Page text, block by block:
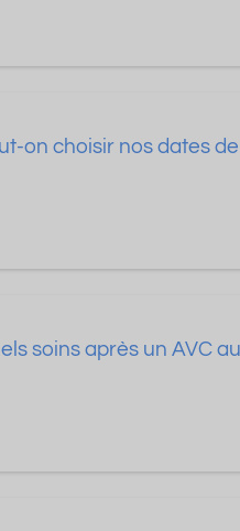
on choisir nos dates
soins après un AVC